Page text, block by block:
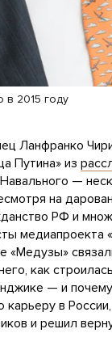
2015 году
Ланфранко
Путина» из
—
на
РФ и
медиапроекта
«Медузы»
как
— и
карьеру в
и решил